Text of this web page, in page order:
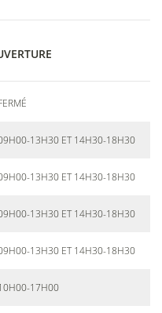
13H30 ET 14H30-18H30
13H30 ET 14H30-18H30
13H30 ET 14H30-18H30
13H30 ET 14H30-18H30
17H00